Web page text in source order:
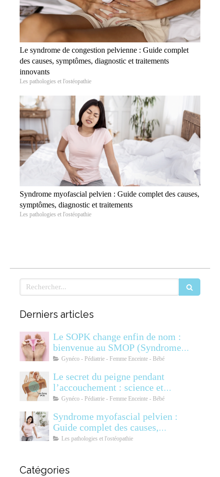
Le syndrome de congestion pelvienne : Guide complet
des causes, symptômes, diagnostic et traitements
innovants
Les pathologies et l'ostéopathie
Syndrome myofascial pelvien : Guide complet des causes,
symptômes, diagnostic et traitements
Les pathologies et l'ostéopathie
Rechercher
Derniers articles
Le SOPK change enfin de nom :
bienvenue au SMOP (Syndrome
Métabolique Ovarien
Gynéco - Pédiatrie - Femme Enceinte - Bébé
Le secret du peigne pendant
l’accouchement : science et
soulagement
Gynéco - Pédiatrie - Femme Enceinte - Bébé
Syndrome myofascial pelvien :
Guide complet des causes,
symptômes, diagnostic et
Les pathologies et l'ostéopathie
Catégories